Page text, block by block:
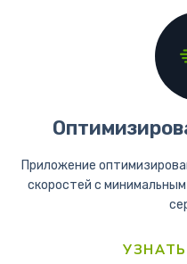
Приложение
скоростей с